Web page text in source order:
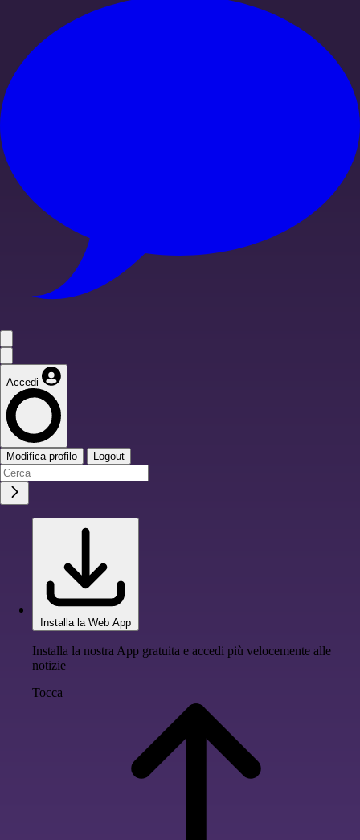
Accedi
Modifica profilo Logout
Installa la Web App
Installa la nostra App gratuita e accedi più velocemente alle
notizie
Tocca